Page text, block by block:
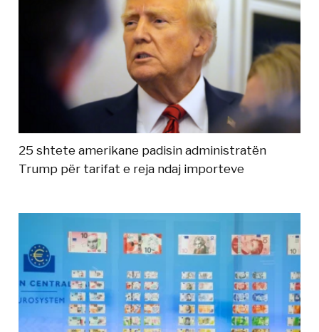
25 shtete amerikane padisin administratën
Trump për tarifat e reja ndaj importeve